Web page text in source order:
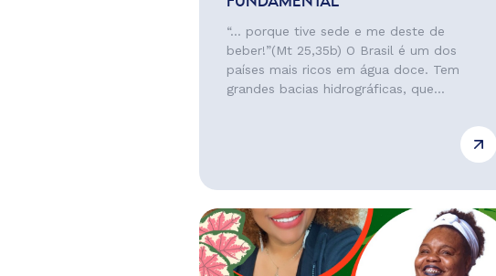
“… porque tive sede e me deste de
beber!”(Mt 25,35b) O Brasil é um dos
países mais ricos em água doce. Tem
grandes bacias hidrográficas, que...